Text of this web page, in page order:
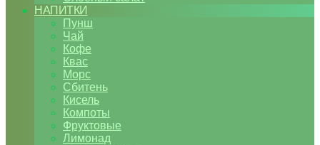
НАПИТКИ
Пунш
Чай
Кофе
Квас
Морс
Сбитень
Кисель
Компоты
Фруктовые
Лимонад